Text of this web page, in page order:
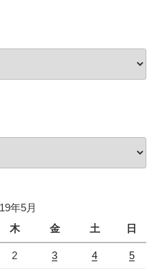
年5月
木 金 土 日
2 3 4 5